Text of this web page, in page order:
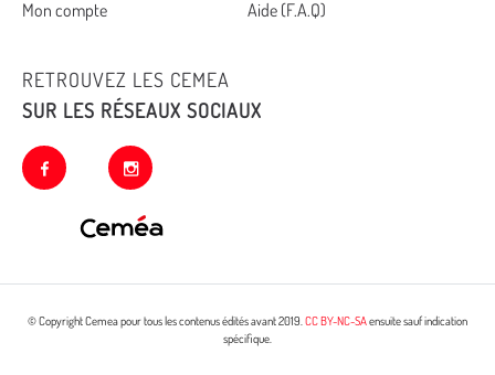
Mon compte
Aide (F.A.Q)
RETROUVEZ LES CEMEA
SUR LES RÉSEAUX SOCIAUX
facebook instagram
© Copyright Cemea pour tous les contenus édités avant 2019.CC BY-NC-SAensuite sauf indication
spécifique.